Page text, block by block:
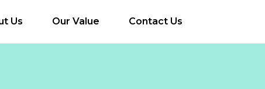
Us Our Value Contact Us